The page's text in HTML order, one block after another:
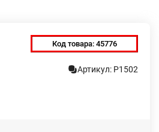
Код товара: 45776
Артикул: P1502